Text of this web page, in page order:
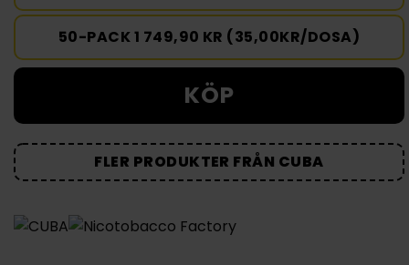
50-PACK 1 749,90 KR (35,00KR/DOSA)
KÖP
FLER PRODUKTER FRÅN CUBA